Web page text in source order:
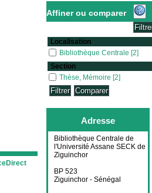
Affiner ou comparer
Localisation
Bibliothèque Centrale
Bibliothèque Centrale [2]
Section
Thèse, Mémoire
Thèse, Mémoire [2]
Adresse
Bibliothèque Centrale de
l'Université Assane SECK de
Ziguinchor
BP 523
Ziguinchor - Sénégal